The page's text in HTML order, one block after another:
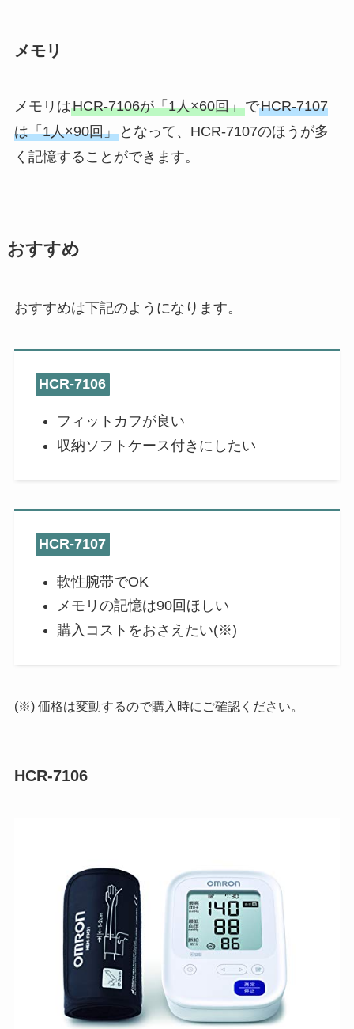
メモリ
メモリはHCR-7106が「1人×60回」でHCR-7107
は「1人×90回」となって、HCR-7107のほうが多
く記憶することができます。
おすすめ
おすすめは下記のようになります。
HCR-7106
フィットカフが良い
収納ソフトケース付きにしたい
HCR-7107
軟性腕帯でOK
メモリの記憶は90回ほしい
購入コストをおさえたい(※)
(※) 価格は変動するので購入時にご確認ください。
HCR-7106